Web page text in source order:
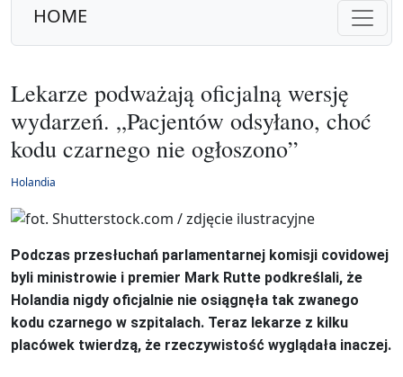
HOME
Lekarze podważają oficjalną wersję
wydarzeń. „Pacjentów odsyłano, choć
kodu czarnego nie ogłoszono”
Holandia
Podczas przesłuchań parlamentarnej komisji covidowej
byli ministrowie i premier Mark Rutte podkreślali, że
Holandia nigdy oficjalnie nie osiągnęła tak zwanego
kodu czarnego w szpitalach. Teraz lekarze z kilku
placówek twierdzą, że rzeczywistość wyglądała inaczej.